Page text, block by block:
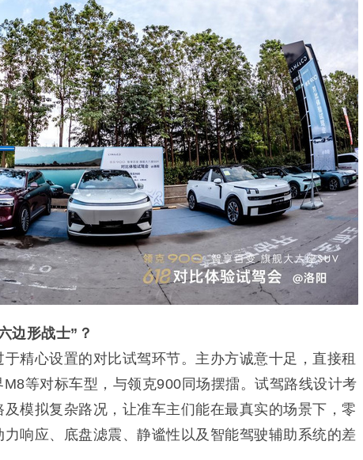
边形战士”？
精心设置的对比试驾环节。主办方诚意十足，直接租
等对标车型，与领克900同场摆擂。试驾路线设计考
模拟复杂路况，让准车主们能在最真实的场景下，零
响应、底盘滤震、静谧性以及智能驾驶辅助系统的差